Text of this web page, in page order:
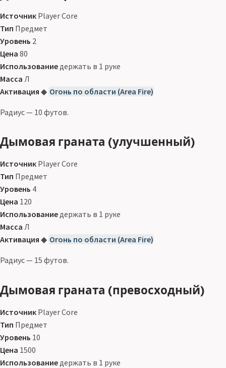
Источник Player Core
Тип Предмет
Уровень 2
Цена 80
Использование держать в 1 руке
Масса Л
Активация ◆ Огонь по области (Area Fire)
Радиус — 10 футов.
Дымовая граната (улучшенный)
Источник Player Core
Тип Предмет
Уровень 4
Цена 120
Использованиедержать в 1 руке
Масса Л
Активация ◆ Огонь по области (Area Fire)
Радиус — 15 футов.
Дымовая граната (превосходный)
Источник Player Core
Тип Предмет
Уровень 10
Цена 1500
Использование держать в 1 руке